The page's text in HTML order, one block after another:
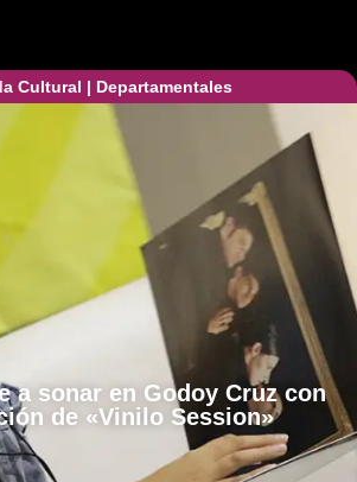
Cultural | Departamentales
a sonar en Godoy Cruz con
de «Vinilo Session»